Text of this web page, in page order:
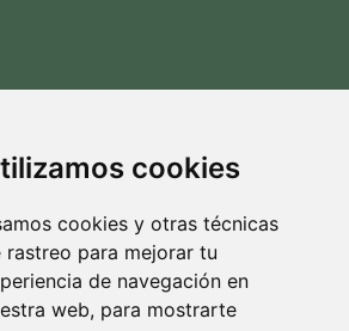
cookies
cookies y otras técnicas
rastreo para mejorar tu
de navegación en
web, para mostrarte